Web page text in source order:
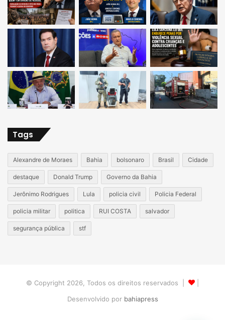
Tags
Alexandre de Moraes Bahia bolsonaro Brasil Cidade
destaque Donald Trump Governo da Bahia
Jerônimo Rodrigues Lula policia civil Policia Federal
policia militar politica RUI COSTA salvador
segurança pública stf
© Copyright 2026, Todos os direitos reservados |
Desenvolvido por bahiapress